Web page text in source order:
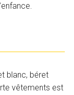
blanc, béret
vêtements est